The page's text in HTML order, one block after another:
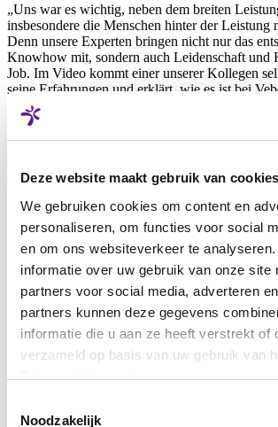
Deze website maakt gebruik van cookies
We gebruiken cookies om content en
personaliseren, om functies voor social
en om ons websiteverkeer te
informatie over uw gebruik van onze site
partners voor social media, adverteren
partners kunnen deze gegevens
informatie die u aan ze heeft verstrekt of
verzameld op basis van uw gebruik van
Privacystatement
Noodzakelijk
„Uns war es wichtig, neben dem breiten
insbesondere die Menschen hinter der Leistung
Denn unsere Experten bringen nicht nur das
Knowhow mit, sondern auch Leidenschaft und
Job. Im Video kommt einer unserer Kollegen
seine Erfahrungen und erklärt, wie es ist bei
sagt Brand Manager Torben Rosenbohm, der
Szenen ausgewählt, die unsere Mitarbeitenden
Aufnahme war jeder Moment spannend,
Darsteller als auch uns, den Vebego-
Kulissen. „Unsere Outdoor-Aufnahmen wurden
von unwetterartigen Regenschauern als auch
unterbrochen. Hier heißt es dann, einen kühlen
und kurzfristige Planänderungen
Media Managerin Aysegül Pustu.
wir Sie mit unseren Behind the Scenes-Fotos